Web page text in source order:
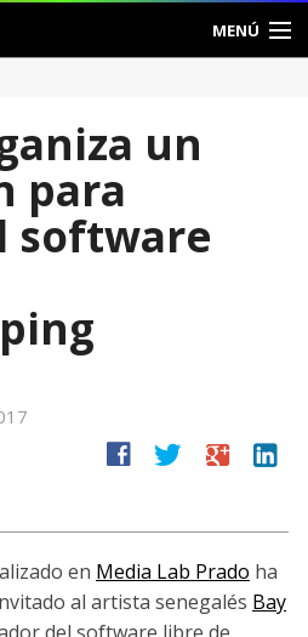
MENÚ
un
para
software
facebook twitter google linkedin
en Media Lab Prado ha
al artista senegalés Bay
del software libre de